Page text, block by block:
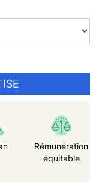
Rémunération
équitable